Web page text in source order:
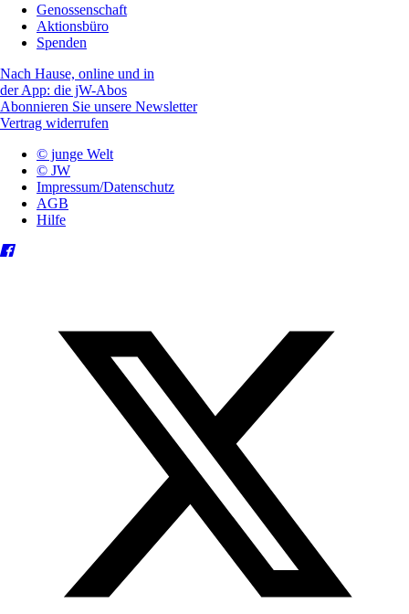
Genossenschaft
Aktionsbüro
Spenden
Nach Hause, online und in
der App: die jW-Abos
Abonnieren Sie unsere Newsletter
Vertrag widerrufen
© junge Welt
© JW
Impressum/Datenschutz
AGB
Hilfe